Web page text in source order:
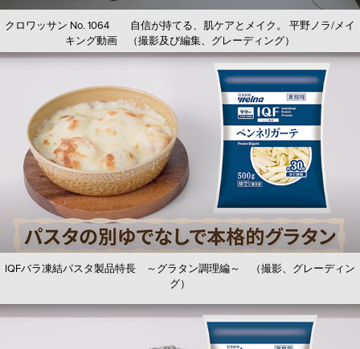
クロワッサン No. 1064 自信が持てる、肌ケアとメイク。 平野ノラ/メイ
キング動画 （撮影及び編集、グレーディング）
IQFバラ凍結パスタ製品特長 ～グラタン調理編～ （撮影、グレーディン
グ）